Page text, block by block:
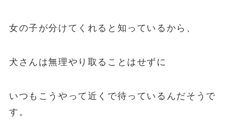
女の子が分けてくれると知っているから、
犬さんは無理やり取ることはせずに
いつもこうやって近くで待っているんだそうで
す。